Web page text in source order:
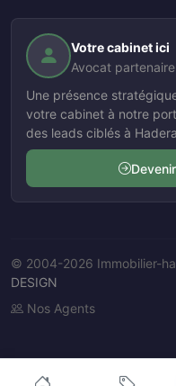
Votre cabinet ici
Avocat partenaire
Une présence
votre cabinet à notre
des leads ciblés à
© 2004-2026 Immobilier-
DESIGN
Nos Agents